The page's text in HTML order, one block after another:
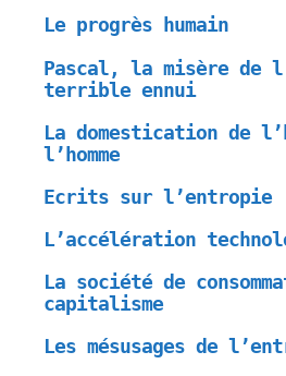
Le progrès humain
Pascal, la misère de
terrible ennui
La domestication de
l’homme
Ecrits sur l’entropie
L’accélération
La société de
capitalisme
Les mésusages de